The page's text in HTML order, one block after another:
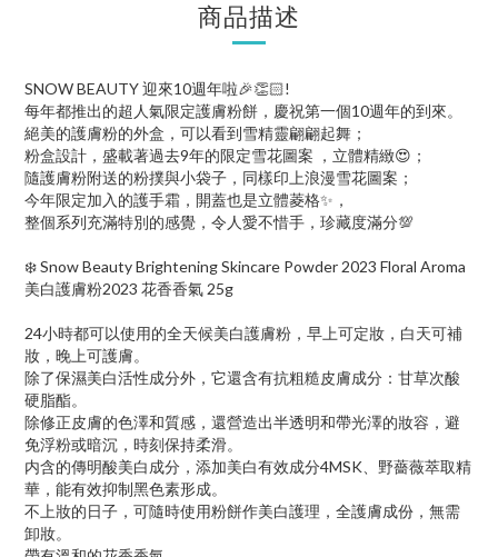
商品描述
SNOW BEAUTY 迎來10週年啦🎉👏🏻!
每年都推出的超人氣限定護膚粉餅，慶祝第一個10週年的到來。
絕美的護膚粉的外盒，可以看到雪精靈翩翩起舞；
粉盒設計，盛載著過去9年的限定雪花圖案 ，立體精緻😍；
隨護膚粉附送的粉撲與小袋子，同樣印上浪漫雪花圖案；
今年限定加入的護手霜，開蓋也是立體菱格✨，
整個系列充滿特別的感覺，令人愛不惜手，珍藏度滿分💯
❄️ Snow Beauty Brightening Skincare Powder 2023 Floral Aroma
美白護膚粉2023 花香香氣 25g
24小時都可以使用的全天候美白護膚粉，早上可定妝，白天可補
妝，晚上可護膚。
除了保濕美白活性成分外，它還含有抗粗糙皮膚成分：甘草次酸
硬脂酯。
除修正皮膚的色澤和質感，還營造出半透明和帶光澤的妝容，避
免浮粉或暗沉，時刻保持柔滑。
内含的傳明酸美白成分，添加美白有效成分4MSK、野薔薇萃取精
華，能有效抑制黑色素形成。
不上妝的日子，可隨時使用粉餅作美白護理，全護膚成份，無需
卸妝。